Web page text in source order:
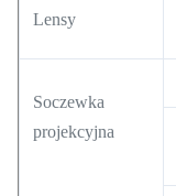
Lensy
Soczewka
projekcyjna